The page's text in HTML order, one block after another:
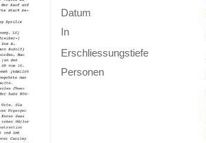
Datum
In
Erschliessungstiefe
Personen